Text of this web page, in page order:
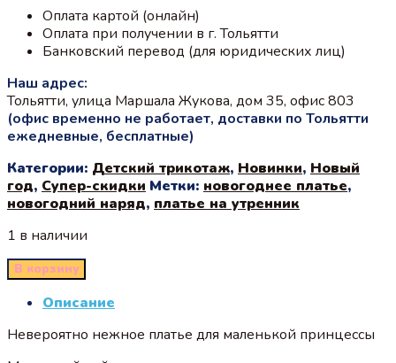
Оплата картой (онлайн)
Оплата при получении в г. Тольятти
Банковский перевод (для юридических лиц)
Наш адрес:
Тольятти, улица Маршала Жукова, дом 35, офис 803
(офис временно не работает, доставки по Тольятти
ежедневные, бесплатные)
Категории: Детский трикотаж, Новинки, Новый
год, Супер-скидки Метки: новогоднее платье,
новогодний наряд, платье на утренник
1 в наличии
В корзину
Описание
Невероятно нежное платье для маленькой принцессы